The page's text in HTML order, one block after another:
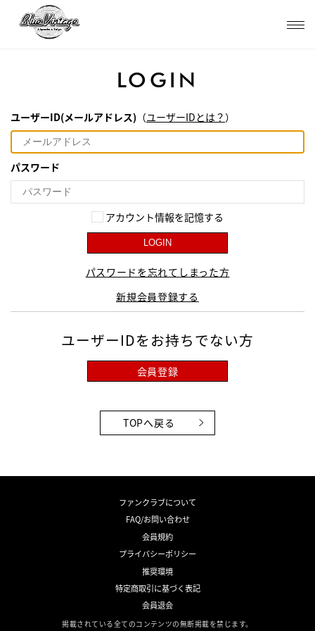
LOGIN
ユーザーID(メールアドレス) （ユーザーIDとは？）
パスワード
アカウント情報を記憶する
LOGIN
パスワードを忘れてしまった方
新規会員登録する
ユーザーIDをお持ちでない方
会員登録
TOPへ戻る
ファンクラブについて
FAQ/お問い合わせ
会員規約
プライバシーポリシー
推奨環境
特定商取引に基づく表記
会員退会
掲載されている全てのコンテンツの無断掲載を禁じます。